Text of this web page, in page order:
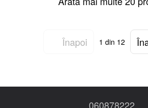
Înapoi 1 din 12
060878222